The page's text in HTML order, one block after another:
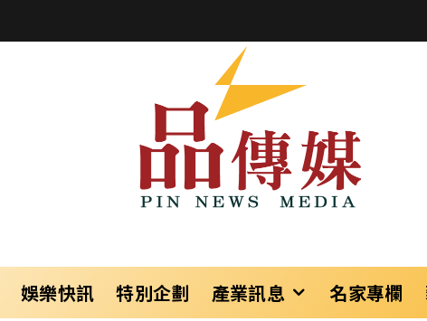
娛樂快訊 特別企劃 產業訊息 名家專欄